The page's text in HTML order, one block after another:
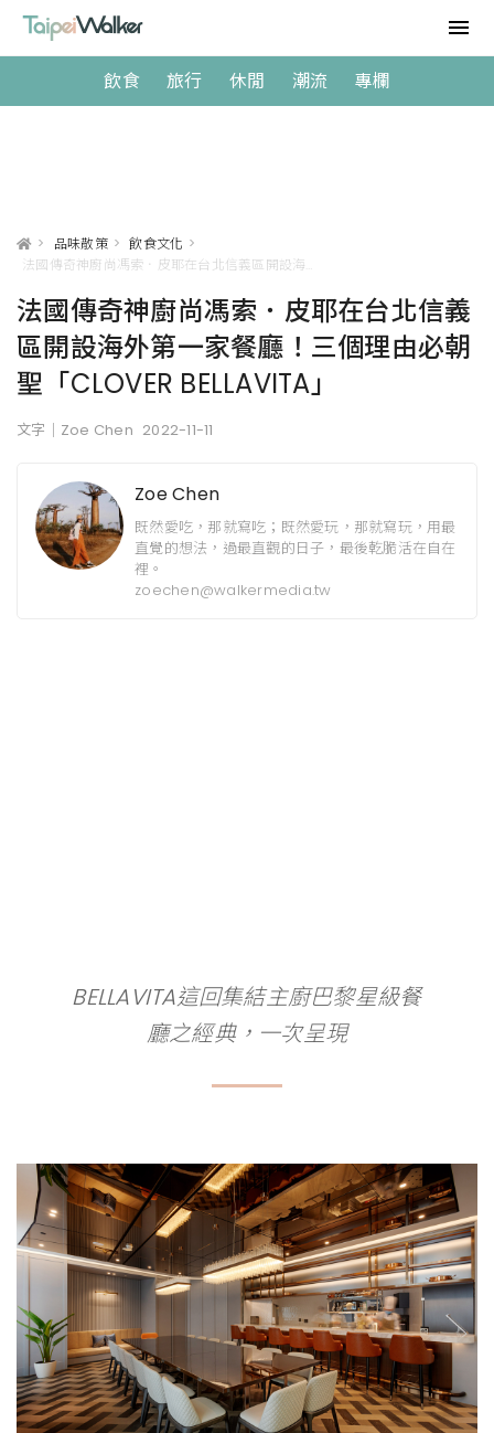
飲食 旅行 休閒 潮流 專欄
> 品味散策 > 飲食文化 >
法國傳奇神廚尚馮索．皮耶在台北信義
區開設海外第一家餐廳！三個理由必朝
聖「CLOVER BELLAVITA」
文字｜Zoe Chen 2022-11-11
Zoe Chen
既然愛吃，那就寫吃；既然愛玩，那就寫玩，用最
直覺的想法，過最直觀的日子，最後乾脆活在自在
裡。
zoechen@walkermedia.tw
BELLAVITA這回集結主廚巴黎星級餐
廳之經典，一次呈現